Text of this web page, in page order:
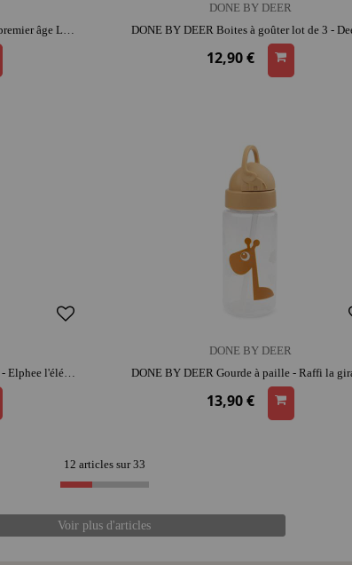
DONE BY DEER Puzzle en bois premier âge Lalee | bois | dès 3 ans | coordination | concentration et repérage spatial
DONE BY DEER
12,90 €
DONE BY DEER Gourde à paille - Elphee l'éléphant | plastique et silicone | entretien facile | prise en main facile
DONE BY DEER
13,90 €
12 articles sur 33
Voir plus d'articles